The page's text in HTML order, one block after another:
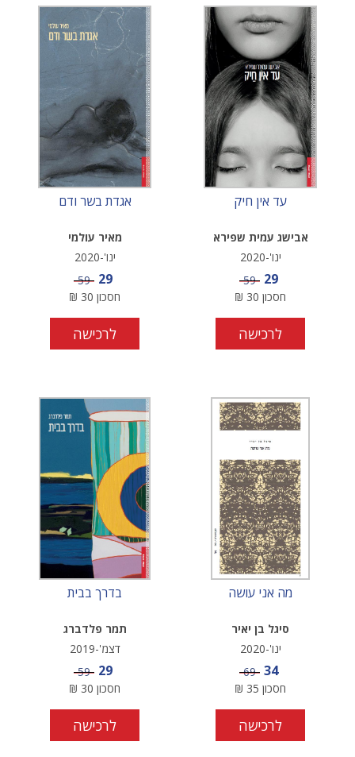
עד אין חיק
אבישג עמית שפירא
ינו'-2020
מחיר מבצע
29 מחיר
59
חסכון 30
₪
לרכישה
אגדת בשר ודם
מאיר עולמי
ינו'-2020
מחיר מבצע
29 מחיר
59
חסכון 30
₪
לרכישה
מה אני עושה
סיגל בן יאיר
ינו'-2020
מחיר מבצע
34 מחיר
69
חסכון 35
₪
לרכישה
בדרך בבית
תמר פלדברג
דצמ'-2019
מחיר מבצע
29 מחיר
59
חסכון 30
₪
לרכישה